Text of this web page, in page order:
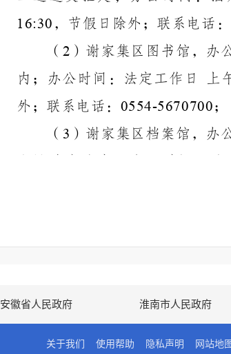
16:30 ，节假日除外；联系电话：
（ 2 ）谢家集区图书馆，办
内；办公时间：法定工作日
上
外；联系电话： 0554-5670700；
（ 3 ）谢家集区档案馆，办
（三）政府信息编排体系。
要含以下要素：
索引信息分内容分发文日发布机
安徽省人民政府 淮南市人民政府
关于我们 使用帮助 隐私声明 网站地